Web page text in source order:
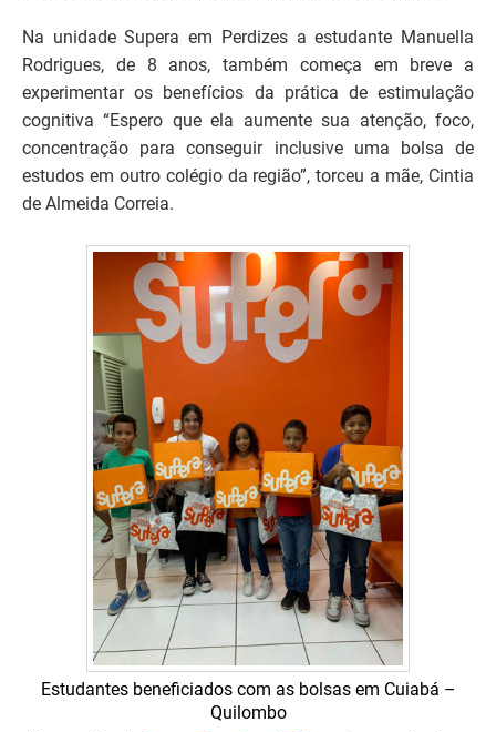
Na unidade Supera em Perdizes a estudante Manuella
Rodrigues, de 8 anos, também começa em breve a
experimentar os benefícios da prática de estimulação
cognitiva “Espero que ela aumente sua atenção, foco,
concentração para conseguir inclusive uma bolsa de
estudos em outro colégio da região”, torceu a mãe, Cintia
de Almeida Correia.
Estudantes beneficiados com as bolsas em Cuiabá –
Quilombo